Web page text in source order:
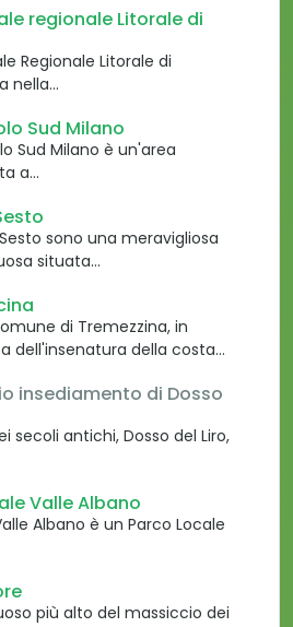
regionale Litorale di
Regionale Litorale di
nella…
Sud Milano
Sud Milano è un'area
a…
sono una meravigliosa
situata…
di Tremezzina, in
dell'insenatura della costa…
insediamento di Dosso
secoli antichi, Dosso del Liro,
Valle Albano
Albano è un Parco Locale
più alto del massiccio dei